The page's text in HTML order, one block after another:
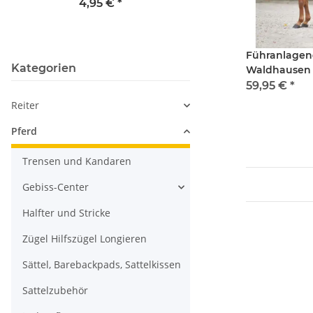
Waldhausen
59,95 € *
4,95 € *
Massagedecke
299,95 €*
Kategorien
Reiter
Pferd
Trensen und Kandaren
Gebiss-Center
Halfter und Stricke
Zügel Hilfszügel Longieren
Sättel, Barebackpads, Sattelkissen
Sattelzubehör